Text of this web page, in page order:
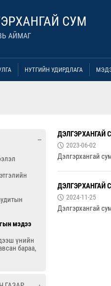
СУМ
АЙМАГ
НУТГИЙН УДИРДЛАГА
мэдээ
үнийн
бараа,
ДЭЛГЭРХАНГАЙ
2023-06-02
Дэлгэрхангай
ДЭЛГЭРХАНГАЙ
2024-11-25
Дэлгэрхангай